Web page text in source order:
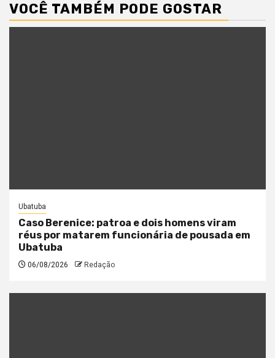
VOCÊ TAMBÉM PODE GOSTAR
Ubatuba
Caso Berenice: patroa e dois homens viram
réus por matarem funcionária de pousada em
Ubatuba
06/08/2026 Redação